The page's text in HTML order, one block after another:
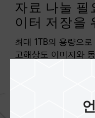
자료 나눌 필
이터 저장을
최대 1TB의 용량으
고해상도 이미지와